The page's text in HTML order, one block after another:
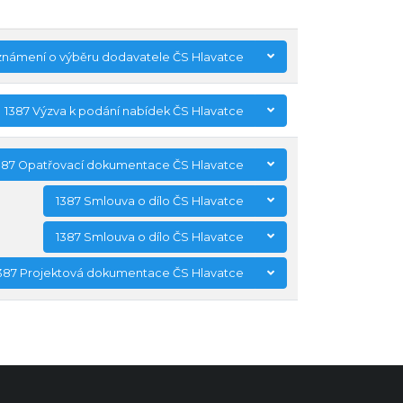
o výběru dodavatele ČS Hlavatce
1387 Výzva k podání nabídek ČS Hlavatce
Opatřovací dokumentace ČS Hlavatce
1387 Smlouva o dílo ČS Hlavatce
1387 Smlouva o dílo ČS Hlavatce
Projektová dokumentace ČS Hlavatce